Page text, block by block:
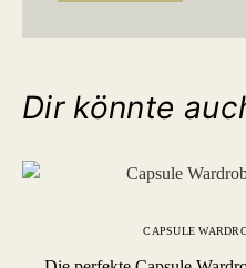
Dir könnte
CAPSULE